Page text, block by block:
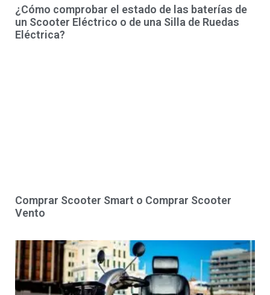
¿Cómo comprobar el estado de las baterías de
un Scooter Eléctrico o de una Silla de Ruedas
Eléctrica?
Comprar Scooter Smart o Comprar Scooter
Vento